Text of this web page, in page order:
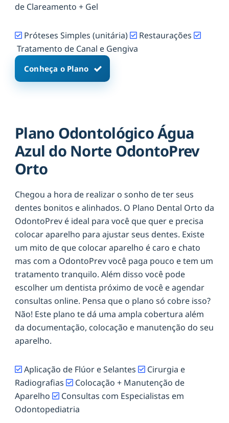
de Clareamento + Gel
Próteses Simples (unitária)
Restaurações
Tratamento de Canal e Gengiva
Conheça o Plano
Plano Odontológico Água
Azul do Norte OdontoPrev
Orto
Chegou a hora de realizar o sonho de ter seus
dentes bonitos e alinhados. O Plano Dental Orto da
OdontoPrev é ideal para você que quer e precisa
colocar aparelho para ajustar seus dentes. Existe
um mito de que colocar aparelho é caro e chato
mas com a OdontoPrev você paga pouco e tem um
tratamento tranquilo. Além disso você pode
escolher um dentista próximo de você e agendar
consultas online. Pensa que o plano só cobre isso?
Não! Este plano te dá uma ampla cobertura além
da documentação, colocação e manutenção do seu
aparelho.
Aplicação de Flúor e Selantes
Cirurgia e
Radiografias
Colocação + Manutenção de
Aparelho
Consultas com Especialistas em
Odontopediatria